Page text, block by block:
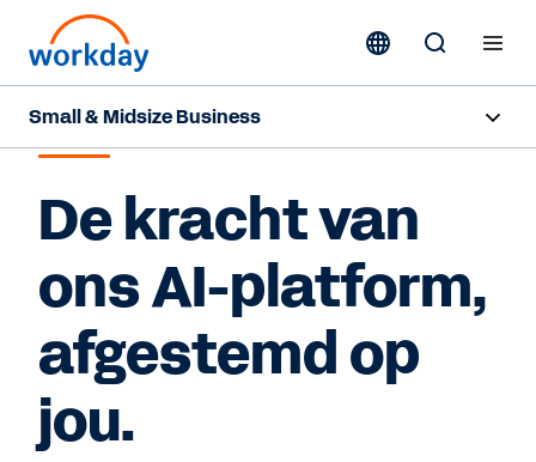
Small & Midsize Business
Pakketten
Mythbusters
Resources
De kracht van
ons AI-platform,
afgestemd op
jou.